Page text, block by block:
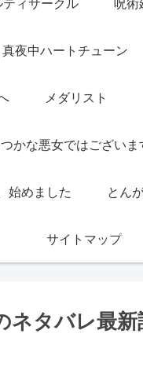
真夜中ハートチューン
メダリスト
かな悪女ではございま
始めました とん
サイトマップ
ネタバレ最